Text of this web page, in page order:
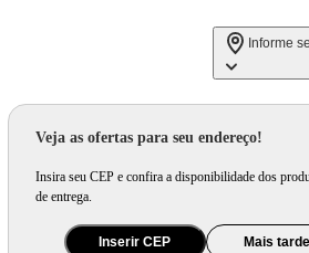
Informe
Veja as ofertas para seu endereço!
Insira seu CEP e confira a disponibilidade dos
de entrega.
Inserir CEP Mais tarde